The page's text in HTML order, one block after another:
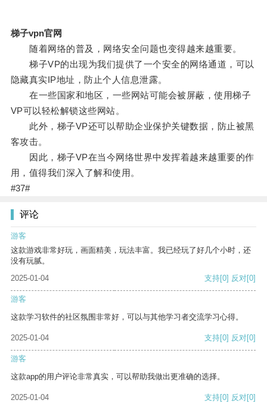
梯子vpn官网
随着网络的普及，网络安全问题也变得越来越重要。
梯子VP的出现为我们提供了一个安全的网络通道，可以
隐藏真实IP地址，防止个人信息泄露。
在一些国家和地区，一些网站可能会被屏蔽，使用梯子
VP可以轻松解锁这些网站。
此外，梯子VP还可以帮助企业保护关键数据，防止被黑
客攻击。
因此，梯子VP在当今网络世界中发挥着越来越重要的作
用，值得我们深入了解和使用。
#37#
评论
游客
这款游戏非常好玩，画面精美，玩法丰富。我已经玩了好几个小时，还
没有玩腻。
2025-01-04
支持[0] 反对[0]
游客
这款学习软件的社区氛围非常好，可以与其他学习者交流学习心得。
2025-01-04 支持[0] 反对[0]
游客
这款app的用户评论非常真实，可以帮助我做出更准确的选择。
2025-01-04 支持[0] 反对[0]